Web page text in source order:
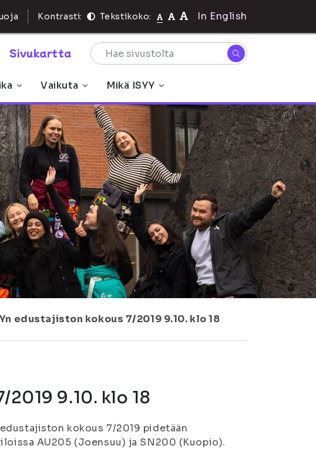
Kontrasti: Tekstikoko: In English
Sivukartta
Vaikuta Mikä ISYY
edustajiston kokous 7/2019 9.10. klo 18
9.10. klo 18
kokous 7/2019 pidetään
AU205 (Joensuu) ja SN200 (Kuopio).